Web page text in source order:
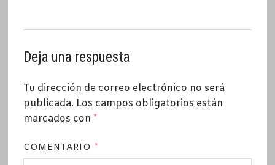
Deja una respuesta
Tu dirección de correo electrónico no será
publicada. Los campos obligatorios están
marcados con *
COMENTARIO *